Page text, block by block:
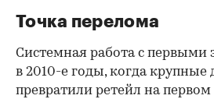
Точка перелома
Системная работа с первыми
в 2010-е годы, когда крупные
превратили ретейл на первом